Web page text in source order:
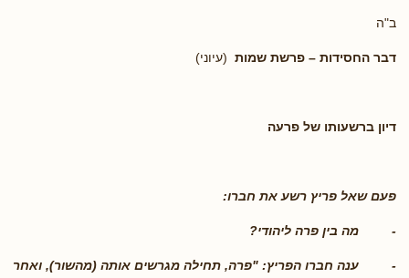
ב"ה
דבר החסידות – פרשת שמות (עיוני)
דיון ברשעותו של פרעה
פעם שאל פריץ רשע את חברו:
- מה בין פרה ליהודי?
- ענה חברו הפריץ: "פרה, תחילה מגרשים אותה (מהשור), ואחר